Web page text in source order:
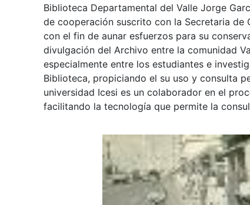
Biblioteca Departamental del Valle Jorge
de cooperación suscrito con la Secretaria de
con el fin de aunar esfuerzos para su
divulgación del Archivo entre la comunidad
especialmente entre los estudiantes e
Biblioteca, propiciando el su uso y consulta
universidad Icesi es un colaborador en el
facilitando la tecnología que permite la